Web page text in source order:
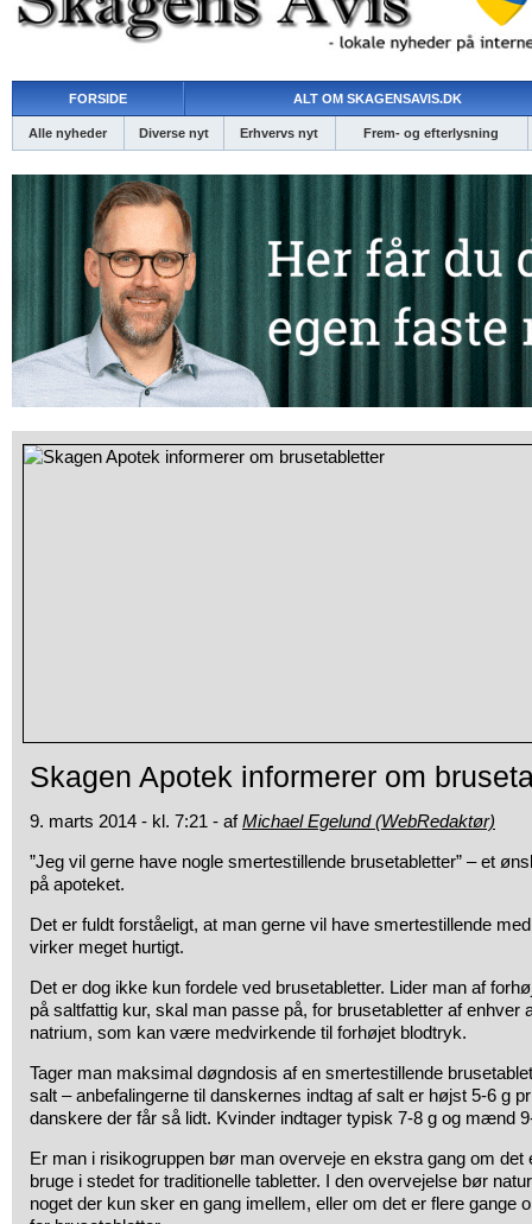
FORSIDE ALT OM SKAGENSAVIS.DK
Alle nyheder Diverse nyt Erhvervs nyt Frem- og efterlysning
Skagen Apotek informerer om
9. marts 2014 - kl. 7:21 - afMichael Egelund (WebRedaktør)
”Jeg vil gerne have nogle smertestillende brusetabletter” – et
på apoteket.
Det er fuldt forståeligt, at man gerne vil have smertestillende
virker meget hurtigt.
Det er dog ikke kun fordele ved brusetabletter. Lider man af
på saltfattig kur, skal man passe på, for brusetabletter af enhver
natrium, som kan være medvirkende til forhøjet blodtryk.
Tager man maksimal døgndosis af en smertestillende
salt – anbefalingerne til danskernes indtag af salt er højst 5-6 g
danskere der får så lidt. Kvinder indtager typisk 7-8 g og mænd
Er man i risikogruppen bør man overveje en ekstra gang om det
bruge i stedet for traditionelle tabletter. I den overvejelse bør
noget der kun sker en gang imellem, eller om det er flere gange